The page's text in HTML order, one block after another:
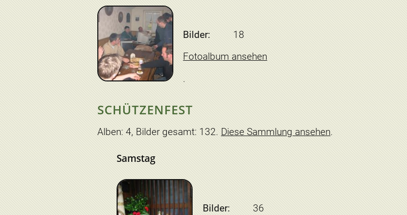
Bilder:
18
Fotoalbum ansehen
SCHÜTZENFEST
Alben: 4, Bilder gesamt: 132. Diese Sammlung ansehen.
Samstag
Bilder:
36